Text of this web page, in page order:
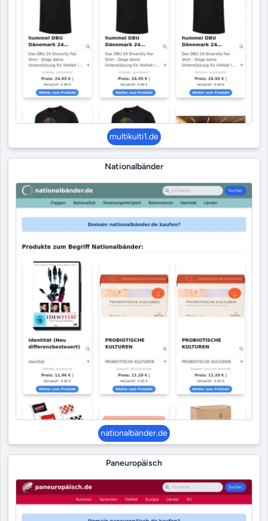
multikulti1.de
Nationalbänder
nationalbänder.de
Paneuropäisch